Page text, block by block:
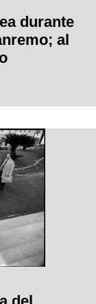
durante
al